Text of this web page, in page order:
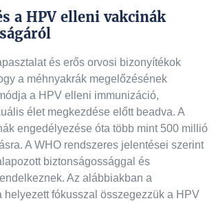
a HPV elleni vakcinák
és erős orvosi bizonyítékok
a méhnyakrák megelőzésének
a HPV elleni immunizáció,
élet megkezdése előtt beadva. A
engedélyezése óta több mint 500 millió
A WHO rendszeres jelentései szerint
biztonságossággal és
Az alábbiakban a
helyezett fókusszal összegezzük a HPV